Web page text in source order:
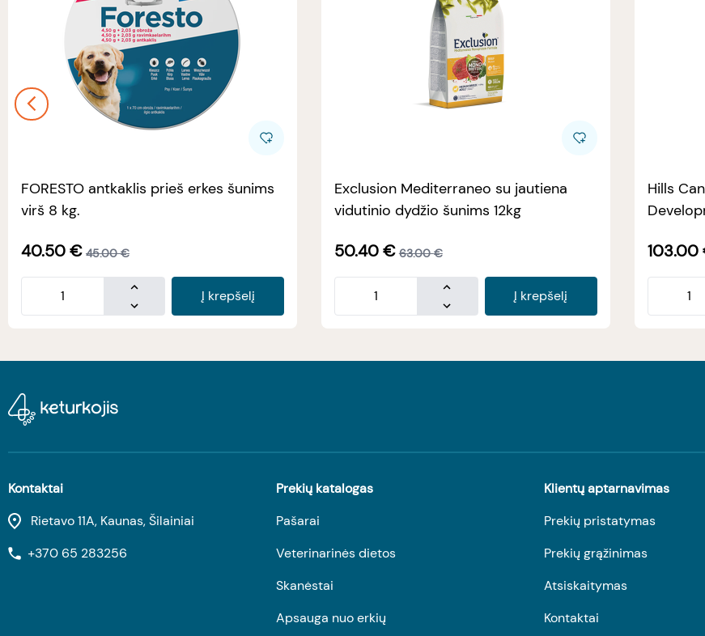
FORESTO antkaklis prieš erkes šunims
virš 8 kg.
40.50€ 45.00 €
Į krepšelį
Exclusion Mediterraneo su jautiena
vidutinio dydžio šunims 12kg
50.40€ 63.00 €
Į krepšelį
Hills
103.00
Kontaktai
Rietavo 11A, Kaunas, Šilainiai
+370 65 283256
Prekių katalogas
Pašarai
Veterinarinės dietos
Skanėstai
Apsauga nuo erkių
Klientų aptarnavimas
Prekių pristatymas
Prekių grąžinimas
Atsiskaitymas
Kontaktai